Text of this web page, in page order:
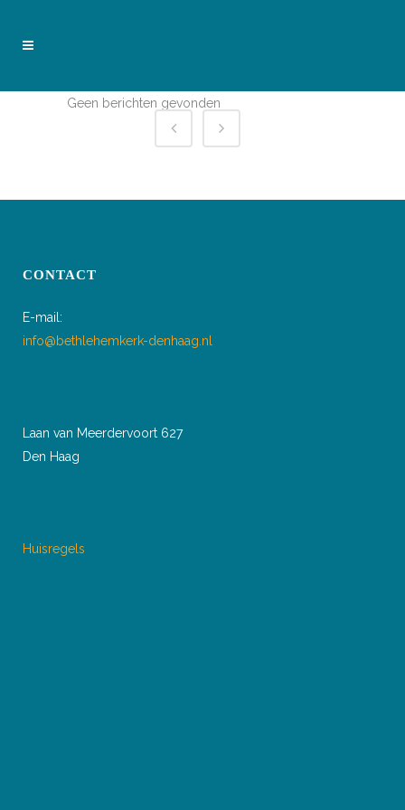
Geen berichten gevonden
CONTACT
E-mail:
info@bethlehemkerk-denhaag.nl
Laan van Meerdervoort 627
Den Haag
Huisregels